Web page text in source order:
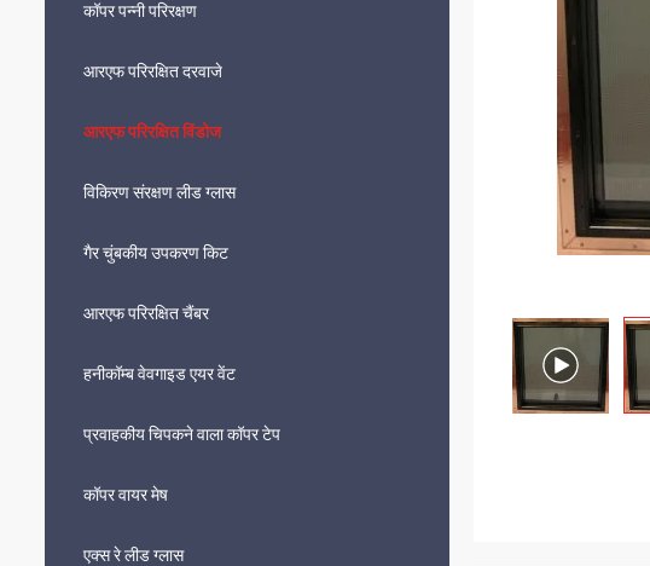
कॉपर पन्नी परिरक्षण
आरएफ परिरक्षित दरवाजे
आरएफ परिरक्षित विंडोज
विकिरण संरक्षण लीड ग्लास
गैर चुंबकीय उपकरण किट
आरएफ परिरक्षित चैंबर
हनीकॉम्ब वेवगाइड एयर वेंट
प्रवाहकीय चिपकने वाला कॉपर टेप
कॉपर वायर मेष
एक्स रे लीड ग्लास